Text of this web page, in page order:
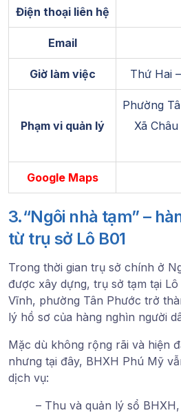
Điện thoại liên hệ
Email
Giờ làm việc Thứ Hai
Phạm vi quản lý
Phường
Xã
Google Maps
3.“Ngôi nhà tạm” –
từ trụ sở Lô B01
Trong thời gian trụ sở chính ở
được xây dựng, trụ sở tạm tại
Vĩnh, phường Tân Phước trở
lý hồ sơ của hàng nghìn người
Mặc dù không rộng rãi và hiện
nhưng tại đây, BHXH Phú Mỹ
dịch vụ:
– Thu và quản lý sổ